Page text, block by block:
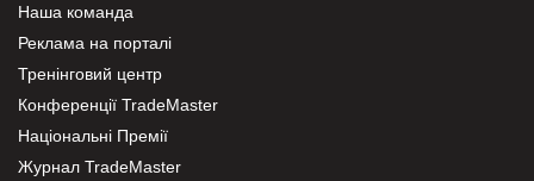
Наша команда
Реклама на порталі
Тренінговий центр
Конференції TradeMaster
Національні Премії
Журнал TradeMaster